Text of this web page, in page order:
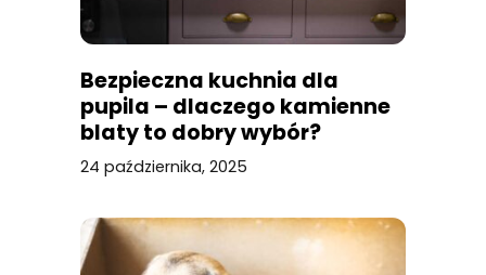
Bezpieczna kuchnia dla
pupila – dlaczego kamienne
blaty to dobry wybór?
24 października, 2025